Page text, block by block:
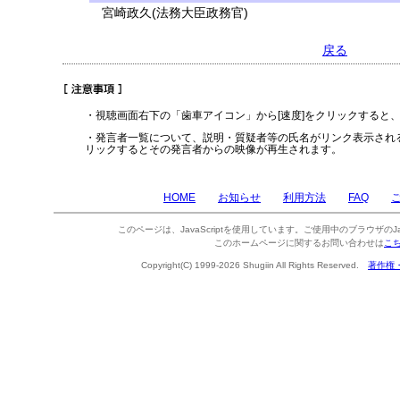
宮崎政久(法務大臣政務官)
戻る
・視聴画面右下の「歯車アイコン」から[速度]をクリックすると
・発言者一覧について、説明・質疑者等の氏名がリンク表示さ
リックするとその発言者からの映像が再生されます。
HOME お知らせ 利用方法 FAQ
このページは、JavaScriptを使用しています。ご使用中のブラウザの
このホームページに関するお問い合わせは こ
Copyright(C) 1999-2026 Shugiin All Rights Reserved. 著作権